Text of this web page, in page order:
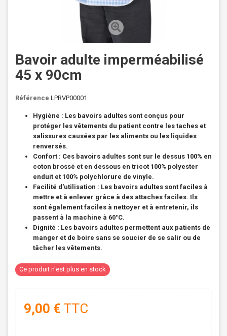
Bavoir adulte imperméabilisé
45 x 90cm
Référence LPRVP00001
Hygiène : Les bavoirs adultes sont conçus pour
protéger les vêtements du patient contre les taches et
salissures causées par les aliments ou les liquides
renversés.
Confort : Ces bavoirs adultes sont sur le dessus 100% en
coton brossé et en dessous en tricot 100% polyester
enduit et 100% polychlorure de vinyle.
Facilité d'utilisation : Les bavoirs adultes sont faciles à
mettre et à enlever grâce à des attaches faciles. Ils
sont également faciles à nettoyer et à entretenir, ils
passent à la machine à 60°C.
Dignité : Les bavoirs adultes permettent aux patients de
manger et de boire sans se soucier de se salir ou de
tâcher les vêtements.
Ce produit n'est plus en stock
9,00 € TTC